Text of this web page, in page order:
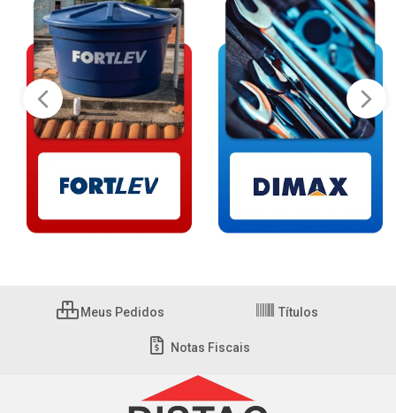
Meus Pedidos Títulos
Notas Fiscais